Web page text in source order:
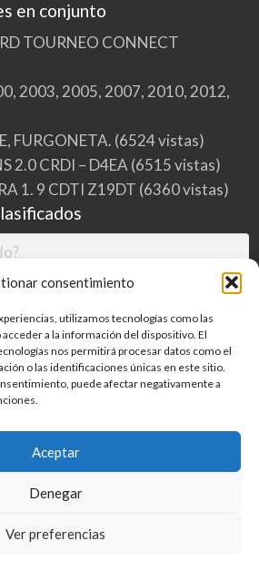
consentimiento
utilizamos tecnologías como las
a la información del dispositivo. El
nos permitirá procesar datos como el
o las identificaciones únicas en este sitio.
puede afectar negativamente a
Aceptar
Denegar
Ver preferencias
en conjunto
TOURNEO CONNECT
2003, 2005, 2007, 2010, 2012,
FURGONETA. (6524 vistas)
2.0 CRDI – D4EA (6515 vistas)
1. 9 CDTI Z19DT (6360 vistas)